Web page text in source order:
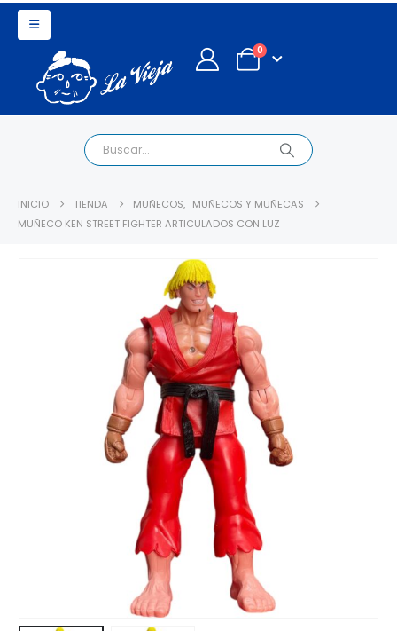
0
INICIO TIENDA MUÑECOS, MUÑECOS Y MUÑECAS
MUÑECO KEN STREET FIGHTER ARTICULADOS CON LUZ